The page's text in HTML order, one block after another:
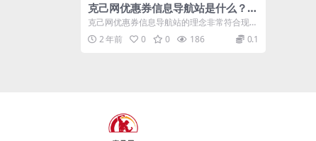
克己网优惠券信息导航站是什么？怎
么快速领取外卖优惠券？
克己网优惠券信息导航站的理念非常符合现代
用户对高效、无干扰信息获取的需求。在现
今...2 年前 0 0 186 0.1